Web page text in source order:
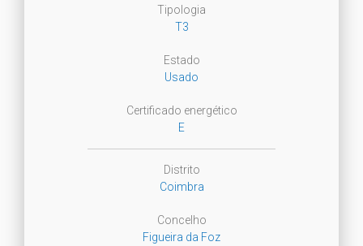
Tipologia
T3
Estado
Usado
Certificado energético
E
Distrito
Coimbra
Concelho
Figueira da Foz